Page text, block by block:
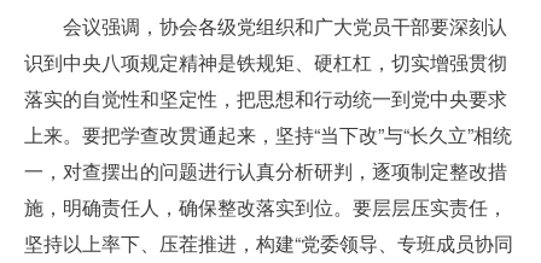
会议强调，协会各级党组织和广大党员干部要深刻认
识到中央八项规定精神是铁规矩、硬杠杠，切实增强贯彻
落实的自觉性和坚定性，把思想和行动统一到党中央要求
上来。要把学查改贯通起来，坚持“当下改”与“长久立”相统
一，对查摆出的问题进行认真分析研判，逐项制定整改措
施，明确责任人，确保整改落实到位。要层层压实责任，
坚持以上率下、压茬推进，构建“党委领导、专班成员协同